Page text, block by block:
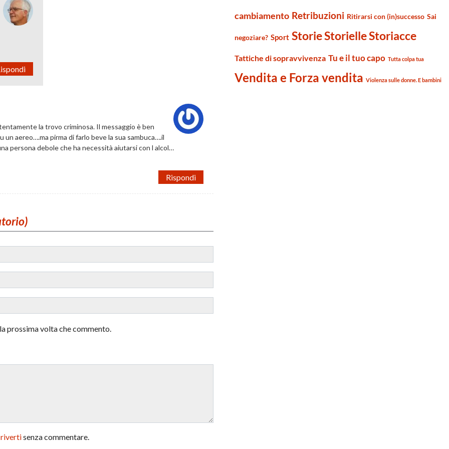
la trovo criminosa. Il messaggio è ben
un aereo….ma pirma di farlo beve la sua sambuca….il
persona debole che ha necessità aiutarsi con l alcol…
Rispondi
prossima volta che commento.
senza commentare.
cambiamento Retribuzioni Ritirarsi con (in)successo Sai
negoziare? Sport Storie Storielle Storiacce
Tattiche di sopravvivenza Tu e il tuo capo Tutta colpa tua
Vendita e Forza vendita Violenza sulle donne. E bambini